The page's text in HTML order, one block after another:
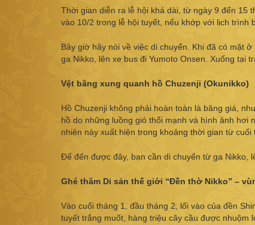
Thời gian diễn ra lễ hội khá dài, từ ngày 9 đến 15
vào 10/2 trong lễ hội tuyết, nếu khớp với lịch
Bây giờ hãy nói về việc di chuyển. Khi đã có mặt
ga Nikko, lên xe bus đi Yumoto Onsen. Xuống tại
Vệt băng xung quanh hồ Chuzenji (Okunikko)
Hồ Chuzenji không phải hoàn toàn là băng giá,
hồ do những luồng gió thổi mạnh và hình ảnh hơi
nhiên này xuất hiện trong khoảng thời gian từ cuối
Để đến được đây, bạn cần di chuyển từ ga Nikko,
Ghé thăm Di sản thế giới “Đền thờ Nikko” –
Vào cuối tháng 1, đầu tháng 2, lối vào của đền
tuyết trắng muốt, hàng triệu cây cầu được nhuộm